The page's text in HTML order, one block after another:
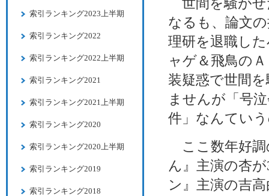
世間を騒がせ
なるも、論文
理研を退職し
ャゲ＆飛鳥の
装疑惑で世間
ませんが「号
件」なんてい
ここ数年好調
ん』主演の杏
ン』主演の吉
索引ランキング2023上半期
索引ランキング2022
索引ランキング2022上半期
索引ランキング2021
索引ランキング2021上半期
索引ランキング2020
索引ランキング2020上半期
索引ランキング2019
索引ランキング2018